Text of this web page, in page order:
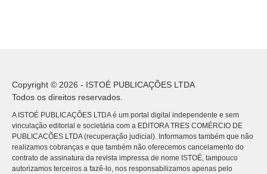
Copyright © 2026 - ISTOÉ PUBLICAÇÕES LTDA
Todos os direitos reservados.
A ISTOÉ PUBLICAÇÕES LTDA é um portal digital independente e sem
vinculação editorial e societária com a EDITORA TRES COMÉRCIO DE
PUBLICACÕES LTDA (recuperação judicial). Informamos também que não
realizamos cobranças e que também não oferecemos cancelamento do
contrato de assinatura da revista impressa de nome ISTOÉ, tampouco
autorizamos terceiros a fazê-lo, nos responsabilizamos apenas pelo